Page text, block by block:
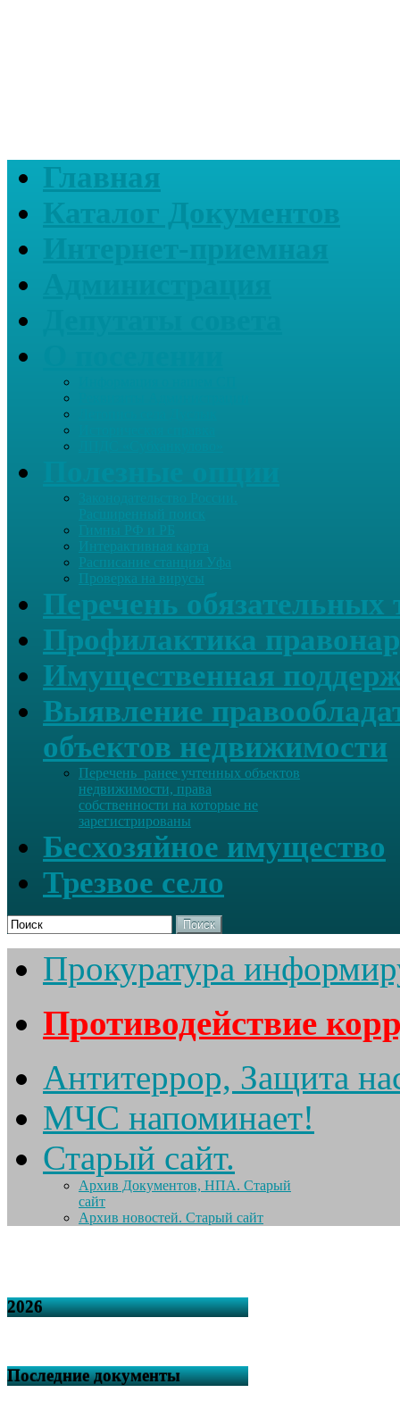
Главная
Каталог Документов
Интерактивная карта
Расписание станция Уфа
Проверка на вирусы
Перечень обязательных
Профилактика
Имущественная
Выявление
объектов недвижимости
Перечень ранее учтенных объектов
недвижимости, права
собственности на которые не
зарегистрированы
Бесхозяйное имущество
Трезвое село
Поиск
Прокуратура
Противодействие
Антитеррор, Защита
МЧС напоминает!
Старый сайт.
Архив Документов, НПА. Старый
сайт
Архив новостей. Старый сайт
2026
Последние документы